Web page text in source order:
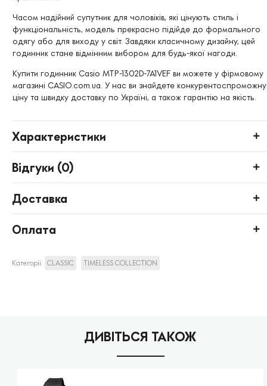
Часом надійний супутник для чоловіків, які цінують стиль і
функціональність, модель прекрасно підійде до формального
одягу або для виходу у світ. Завдяки класичному дизайну, цей
годинник стане відмінним вибором для будь-якої нагоди.
Купити годинник Casio MTP-1302D-7A1VEF ви можете у фірмовому
магазині CASIO.com.ua. У нас ви знайдете конкурентоспроможну
ціну та швидку доставку по Україні, а також гарантію на якість.
Характеристики
Відгуки (0)
Доставка
Оплата
Категорії: CLASSIC TIMELESS COLLECTION
ДИВІТЬСЯ ТАКОЖ